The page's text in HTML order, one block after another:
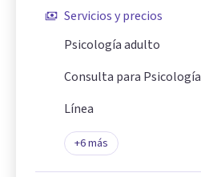
Servicios y precios
Psicología adulto
Consulta para Psicología
Línea
+6más